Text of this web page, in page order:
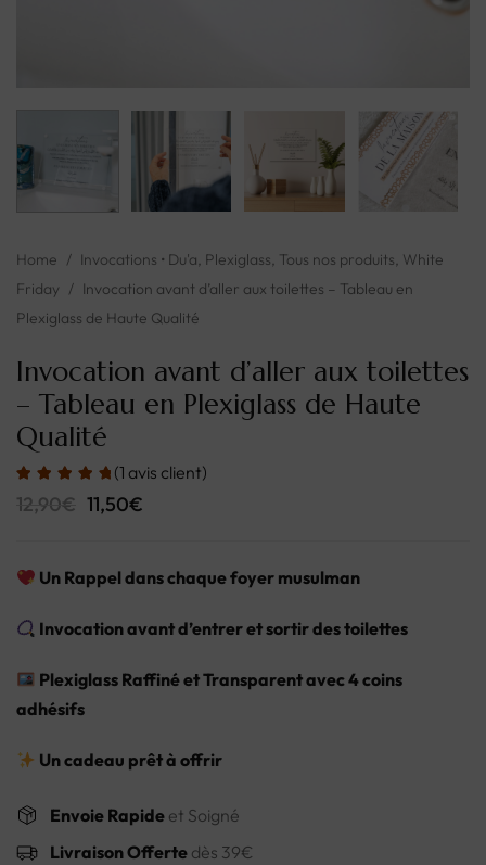
Home / Invocations • Du'a, Plexiglass, Tous nos produits, White
Friday / Invocation avant d’aller aux toilettes – Tableau en
Plexiglass de Haute Qualité
Invocation avant d’aller aux toilettes
– Tableau en Plexiglass de Haute
Qualité
(1 avis client)
12,90€ 11,50€
Un Rappel dans chaque foyer musulman
Invocation avant d’entrer et sortir des toilettes
Plexiglass Raffiné et Transparent avec 4 coins
adhésifs
Un cadeau prêt à offrir
Envoie Rapide et Soigné
Livraison Offerte dès 39€